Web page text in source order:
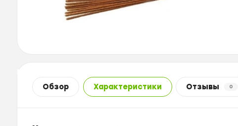
Обзор Характеристики Отзывы 0